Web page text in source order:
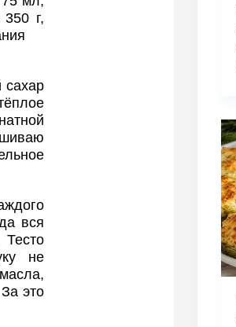
г,
сахар
вся
не
это